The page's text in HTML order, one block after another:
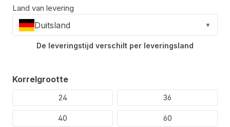
Land van levering
Duitsland ▼
De leveringstijd verschilt per leveringsland
Selecteer
Korrelgrootte
24 36
40 60